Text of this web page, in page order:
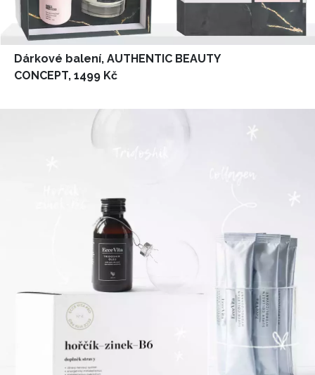
Dárkové balení, AUTHENTIC BEAUTY
CONCEPT, 1499 Kč